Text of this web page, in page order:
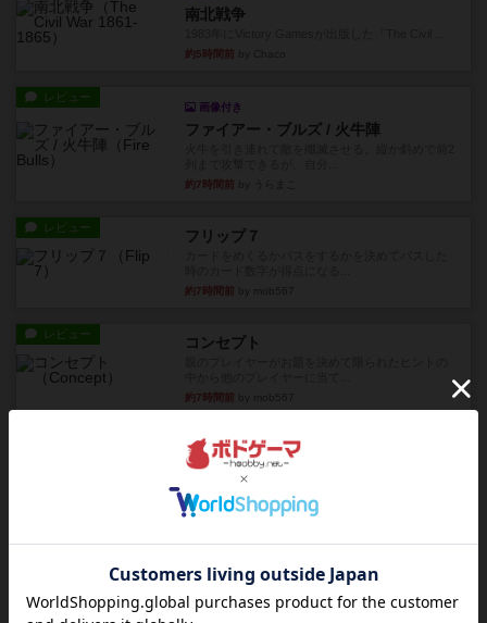
南北戦争
約5時間前
レビュー
画像付き
ファイアー・ブルズ / 火牛陣
約7時間前
レビュー フリップ７
約7時間前
レビュー コンセプト
約7時間前
海兵隊
1988年にVictory Gamesが出版した
『Leathernec...
約7時間前 by Chaco
ルール/インスト
パーミッド
おばあちゃんは猫が大好きです!しかし、あまりに
も多くの猫を飼っているた...